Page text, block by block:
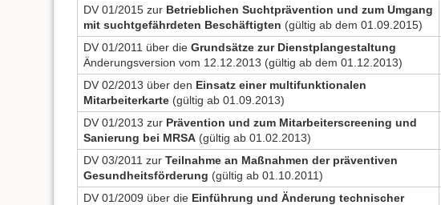
DV 01/2015 zur Betrieblichen Suchtprävention und zum Umgang
mit suchtgefährdeten Beschäftigten (gültig ab dem 01.09.2015)
DV 01/2011 über die Grundsätze zur Dienstplangestaltung
Änderungsversion vom 12.12.2013 (gültig ab dem 01.12.2013)
DV 02/2013 über den Einsatz einer multifunktionalen
Mitarbeiterkarte (gültig ab 01.09.2013)
DV 01/2013 zur Prävention und zum Mitarbeiterscreening und
Sanierung bei MRSA (gültig ab 01.02.2013)
DV 03/2011 zur Teilnahme an Maßnahmen der präventiven
Gesundheitsförderung (gültig ab 01.10.2011)
DV 01/2009 über die Einführung und Änderung technischer